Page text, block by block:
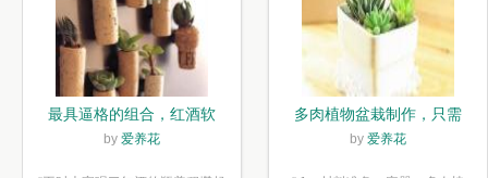
最具逼格的组合，红酒软
木塞diy多肉植物盆栽
by 爱养花
多肉植物盆栽制作，只需
简单6步
by 爱养花